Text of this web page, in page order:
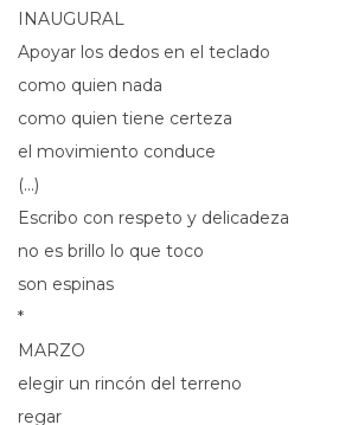
INAUGURAL
Apoyar los dedos en el teclado
como quien nada
como quien tiene certeza
el movimiento conduce
(...)
Escribo con respeto y delicadeza
no es brillo lo que toco
son espinas
*
MARZO
elegir un rincón del terreno
regar